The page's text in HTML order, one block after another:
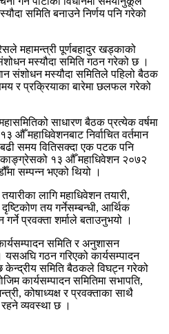
समिति बनाउने निर्णय पनि गरेको
महामन्त्री पूर्णबहादुर खड्काको
मस्यौदा समिति गठन गरेको छ ।
संशोधन मस्यौदा समितिले पहिलो बैठक
र प्रक्रियाका बारेमा छलफल गरेको
साधारण बैठक प्रत्येक वर्षमा
महाधिवेशनबाट निर्वाचित वर्तमान
बढी समय वितिसक्दा एक पटक पनि
१३ औँ महाधिवेशन २०७२
सम्पन्न भएको थियो ।
लागि महाधिवेशन तयारी,
दृष्टिकोण तय गर्नेसम्बन्धी, आर्थिक
प्रवक्ता शर्माले बताउनुभयो ।
समिति र अनुशासन
गठन गरिएको कार्यसम्पादन
केन्द्रीय समिति बैठकले विघट्न गरेको
कार्यसम्पादन समितिमा सभापति,
कोषाध्यक्ष र प्रवक्ताका साथै
रहने व्यवस्था छ ।